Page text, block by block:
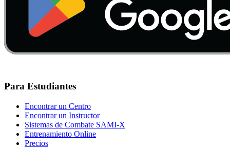
Para Estudiantes
Encontrar un Centro
Encontrar un Instructor
Sistemas de Combate SAMI-X
Entrenamiento Online
Precios